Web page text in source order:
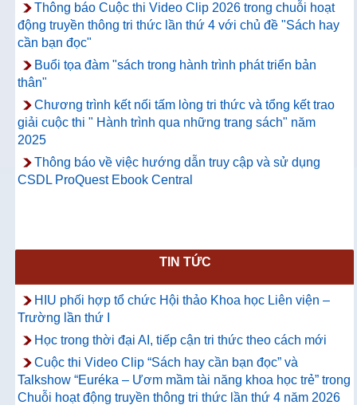
Thông báo Cuộc thi Video Clip 2026 trong chuỗi hoạt
động truyền thông tri thức lần thứ 4 với chủ đề "Sách hay
cần bạn đọc"
Buổi tọa đàm "sách trong hành trình phát triển bản
thân"
Chương trình kết nối tấm lòng tri thức và tổng kết trao
giải cuộc thi " Hành trình qua những trang sách" năm
2025
Thông báo về việc hướng dẫn truy cập và sử dụng
CSDL ProQuest Ebook Central
TIN TỨC
HIU phối hợp tổ chức Hội thảo Khoa học Liên viện –
Trường lần thứ I
Học trong thời đại AI, tiếp cận tri thức theo cách mới
Cuộc thi Video Clip “Sách hay cần bạn đọc” và
Talkshow “Euréka – Ươm mầm tài năng khoa học trẻ” trong
Chuỗi hoạt động truyền thông tri thức lần thứ 4 năm 2026